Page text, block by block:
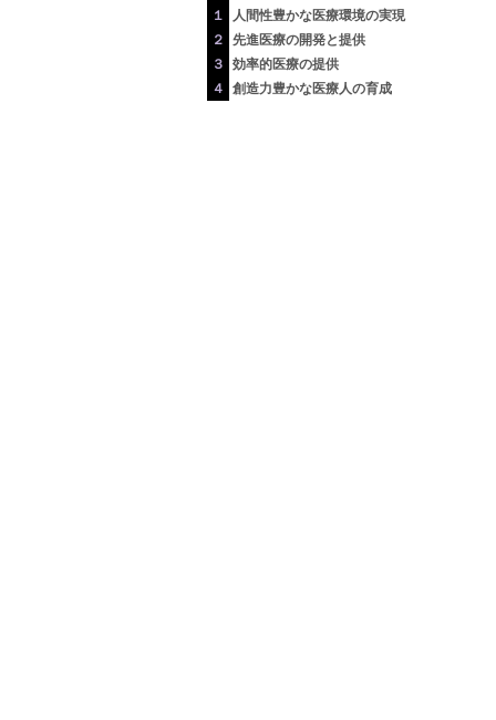
１
人間性豊かな医療環境の実現
２
先進医療の開発と提供
３
効率的医療の提供
４
創造力豊かな医療人の育成